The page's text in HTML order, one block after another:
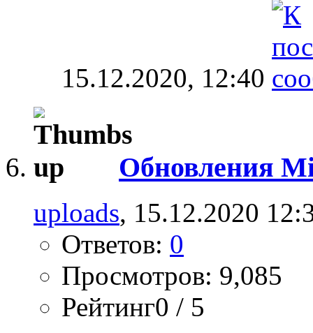
15.12.2020, 12:40
Обновления
uploads, 15.12.2020
Ответов: 0
Просмотров: 9,085
Рейтинг0 / 5